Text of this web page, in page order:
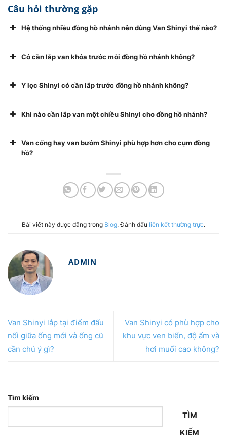
Câu hỏi thường gặp
Hệ thống nhiều đồng hồ nhánh nên dùng Van Shinyi thế nào?
Có cần lắp van khóa trước mỗi đồng hồ nhánh không?
Y lọc Shinyi có cần lắp trước đồng hồ nhánh không?
Khi nào cần lắp van một chiều Shinyi cho đồng hồ nhánh?
Van cổng hay van bướm Shinyi phù hợp hơn cho cụm đồng
hồ?
Bài viết này được đăng trong Blog. Đánh dấu liên kết thường trực.
ADMIN
Van Shinyi lắp tại điểm đấu
nối giữa ống mới và ống cũ
cần chú ý gì?
Van Shinyi có phù hợp cho
khu vực ven biển, độ ẩm và
hơi muối cao không?
Tìm kiếm
TÌM
KIẾM